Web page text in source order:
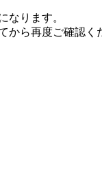
なります。
から再度ご確認く